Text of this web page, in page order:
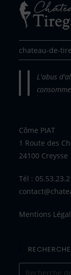
chateau-de-
L'abus
Côme PIAT
1 Route des
24100 Creysse
Tél :
Mentions